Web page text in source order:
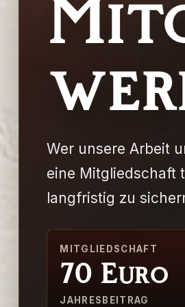
Wer unsere Arbeit
eine Mitgliedschaft
langfristig zu
MITGLIEDSCHAFT
70 Euro
JAHRESBEITRAG